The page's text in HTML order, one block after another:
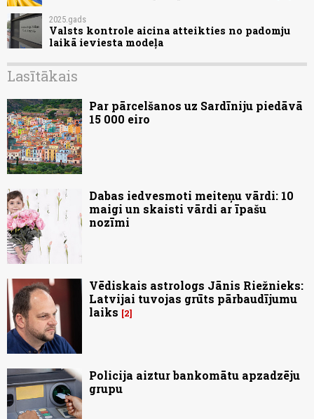
2025.gads
Valsts kontrole aicina atteikties no padomju
laikā ieviesta modeļa
Lasītākais
Par pārcelšanos uz Sardīniju piedāvā
15 000 eiro
Dabas iedvesmoti meiteņu vārdi: 10
maigi un skaisti vārdi ar īpašu
nozīmi
Vēdiskais astrologs Jānis Riežnieks:
Latvijai tuvojas grūts pārbaudījumu
laiks
2
Policija aiztur bankomātu apzadzēju
grupu